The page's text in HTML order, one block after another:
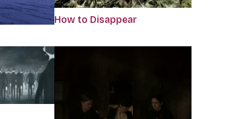
How to Disappear